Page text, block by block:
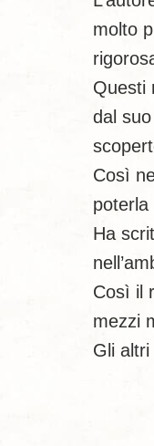
molto
Questi
dal
Così
poterla
Ha
Così il
mezzi
Gli